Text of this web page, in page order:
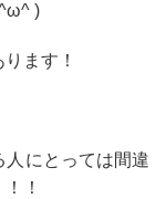
)
ます！
人にとっては間違
！